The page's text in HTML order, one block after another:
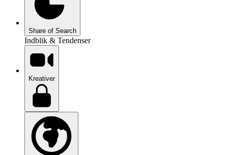
Share of Search
Indblik & Tendenser
Kreativer